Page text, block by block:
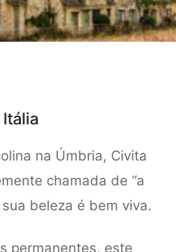
na Úmbria, Civita
chamada de “a
beleza é bem viva.
permanentes, este